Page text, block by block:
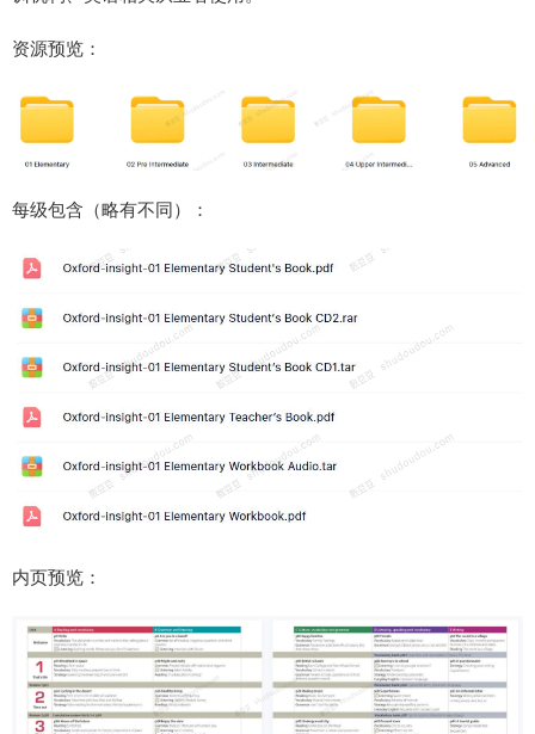
资源预览：
每级包含（略有不同）：
内页预览：